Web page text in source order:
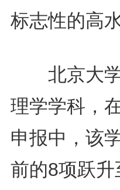
标志性的高
北京大学
理学学科，
申报中，该
前的8项跃